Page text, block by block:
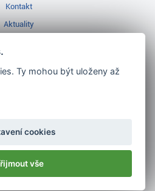
Kontakt
Aktuality
slovník
Ty mohou být uloženy až
cookies
vše